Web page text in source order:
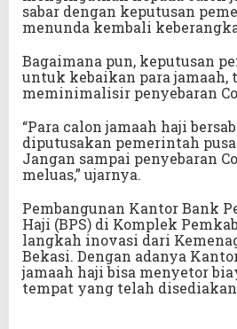
sabar dengan keputusan
menunda kembali
Bagaimana pun, keputusan
untuk kebaikan para jamaah,
meminimalisir penyebaran
“Para calon jamaah haji
diputusakan pemerintah
Jangan sampai penyebaran
meluas,” ujarnya.
Pembangunan Kantor Bank
Haji (BPS) di Komplek
langkah inovasi dari
Bekasi. Dengan adanya
jamaah haji bisa menyetor
tempat yang telah